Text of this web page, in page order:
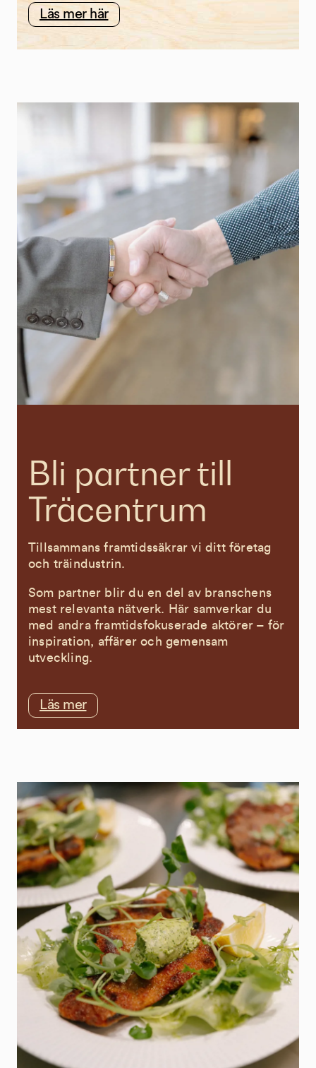
Läs mer här
Bli partner till
Träcentrum
Tillsammans framtidssäkrar vi ditt företag
och träindustrin.
Som partner blir du en del av branschens
mest relevanta nätverk. Här samverkar du
med andra framtidsfokuserade aktörer – för
inspiration, affärer och gemensam
utveckling.
Läs mer